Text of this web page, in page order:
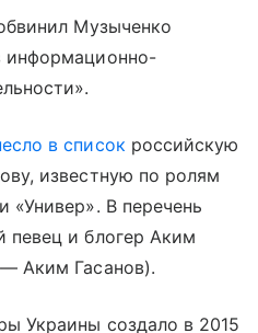
Музыченко
информационно-
в список российскую
известную по ролям
«Универ». В перечень
певец и блогер Аким
Аким Гасанов).
Украины создало в 2015